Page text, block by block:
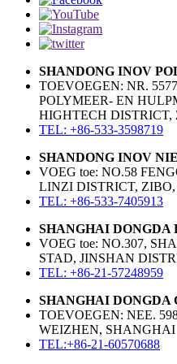
SHANDONG INOV
TOEVOEGEN: NR.
POLYMEER- EN
HIGHTECH DISTRICT,
TEL: +86-533-3598719
SHANDONG INOV
VOEG toe: NO.58
LINZI DISTRICT,
TEL: +86-533-7405913
SHANGHAI DONGDA
VOEG toe: NO.307,
STAD, JINSHAN
TEL: +86-21-57248959
SHANGHAI DONGDA
TOEVOEGEN: NEE.
WEIZHEN, SHANGHAI
TEL:+86-21-60570688